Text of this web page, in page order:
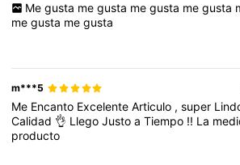
Me gusta me gusta me gusta me gusta
megusta megusta
m***5
Me Encanto ExcelenteArticulo ,super
Calidad 👌 LlegoJustoaTiempo !! La
producto